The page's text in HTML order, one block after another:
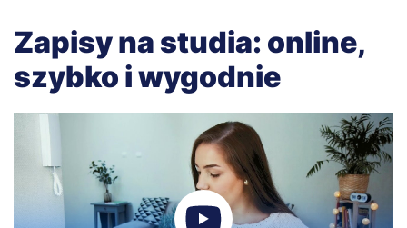
Zapisy na studia: online,
szybko i wygodnie